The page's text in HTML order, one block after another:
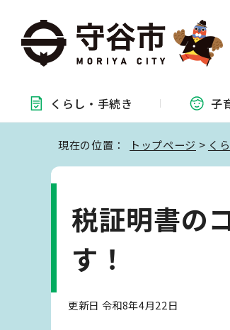
くらし・ 手続き 子
現在の位置： トップページ > く
税証明書の
す！
更新日 令和8年4月22日